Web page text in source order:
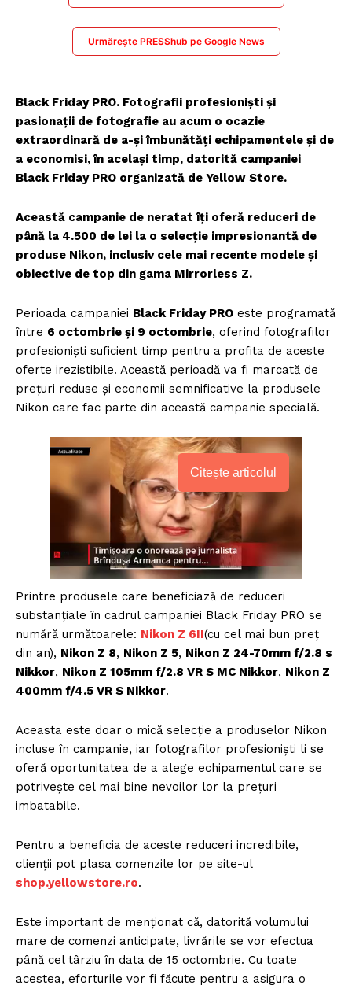
Urmărește PRESShub pe Google News
Black Friday PRO. Fotografii profesioniști și
pasionații de fotografie au acum o ocazie
extraordinară de a-și îmbunătăți echipamentele și de
a economisi, în același timp, datorită campaniei
Black Friday PRO organizată de Yellow Store.
Această campanie de neratat îți oferă reduceri de
până la 4.500 de lei la o selecție impresionantă de
produse Nikon, inclusiv cele mai recente modele și
obiective de top din gama Mirrorless Z.
Perioada campaniei Black Friday PRO este programată
între 6 octombrie și 9 octombrie, oferind fotografilor
profesioniști suficient timp pentru a profita de aceste
oferte irezistibile. Această perioadă va fi marcată de
prețuri reduse și economii semnificative la produsele
Nikon care fac parte din această campanie specială.
Citește articolul
Printre produsele care beneficiază de reduceri
substanțiale în cadrul campaniei Black Friday PRO se
numără următoarele: Nikon Z 6II(cu cel mai bun preț
din an), Nikon Z 8, Nikon Z 5, Nikon Z 24-70mm f/2.8 s
Nikkor, Nikon Z 105mm f/2.8 VR S MC Nikkor, Nikon Z
400mm f/4.5 VR S Nikkor.
Aceasta este doar o mică selecție a produselor Nikon
incluse în campanie, iar fotografilor profesioniști li se
oferă oportunitatea de a alege echipamentul care se
potrivește cel mai bine nevoilor lor la prețuri
imbatabile.
Pentru a beneficia de aceste reduceri incredibile,
clienții pot plasa comenzile lor pe site-ul
shop.yellowstore.ro.
Este important de menționat că, datorită volumului
mare de comenzi anticipate, livrările se vor efectua
până cel târziu în data de 15 octombrie. Cu toate
acestea, eforturile vor fi făcute pentru a asigura o